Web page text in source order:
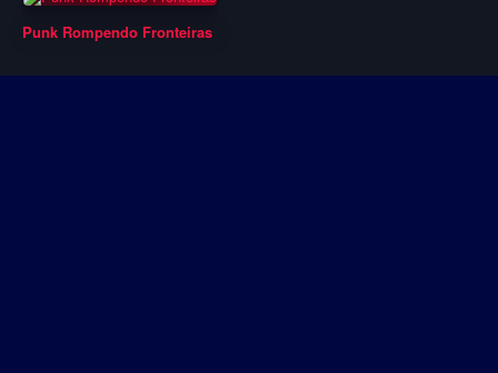
Punk Rompendo Fronteiras